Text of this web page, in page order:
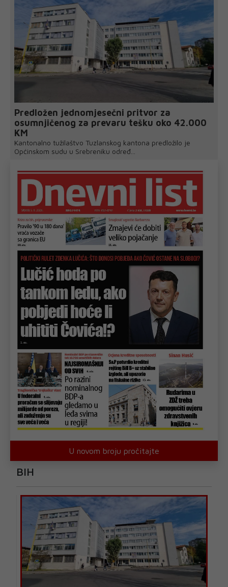
Predložen jednomjesečni pritvor za
osumnjičenog za prevaru tešku oko 42.000
KM
Kantonalno tužilaštvo Tuzlanskog kantona predložilo je
Općinskom sudu u Srebreniku određ...
U novom broju pročitajte
BIH